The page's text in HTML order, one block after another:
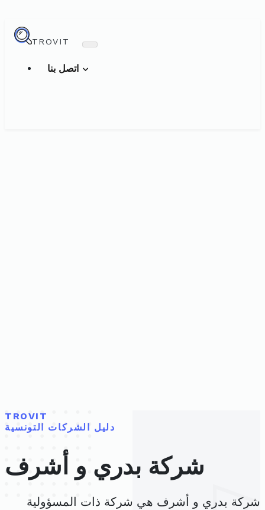
TROVIT
TROVIT
دليل الشركات التونسية
شركة بدري و أشرف
شركة بدري و أشرف هي شركة ذات المسؤولية